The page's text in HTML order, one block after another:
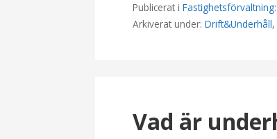
Publicerat iFastighetsförvaltning:
Arkiverat under:Drift&Underhåll
Vad är